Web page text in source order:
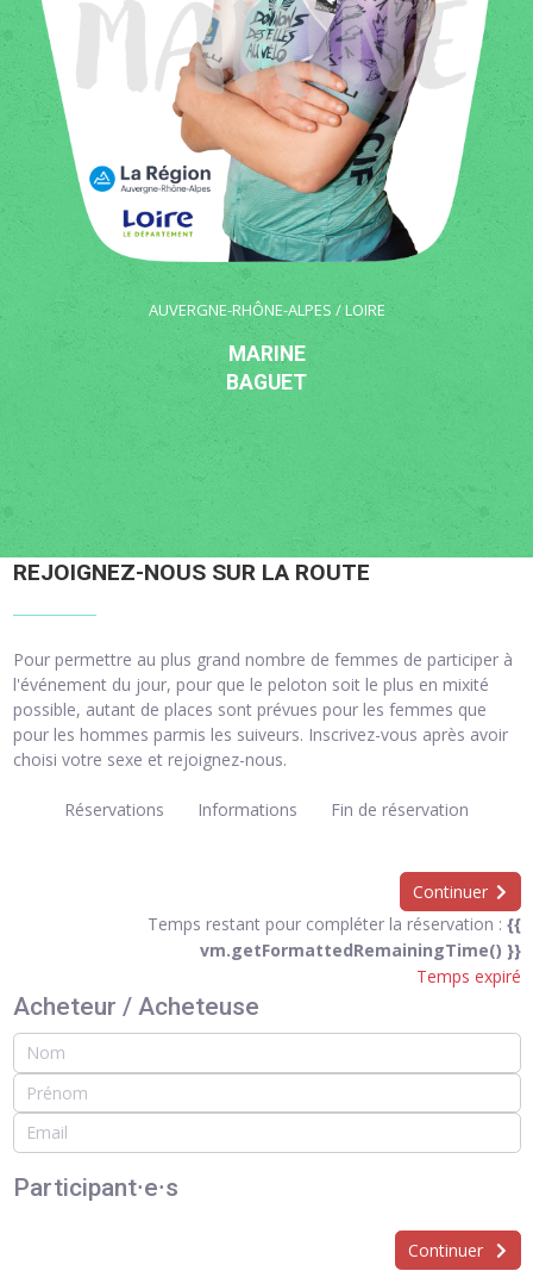
AUVERGNE-RHÔNE-ALPES / LOIRE
MARINE
BAGUET
REJOIGNEZ-NOUS SUR LA ROUTE
Pour permettre au plus grand nombre de femmes de participer à
l'événement du jour, pour que le peloton soit le plus en mixité
possible, autant de places sont prévues pour les femmes que
pour les hommes parmis les suiveurs. Inscrivez-vous après avoir
choisi votre sexe et rejoignez-nous.
Réservations Informations Fin de réservation
Continuer
Temps restant pour compléter la réservation : {{
vm.getFormattedRemainingTime() }}
Temps expiré
Acheteur / Acheteuse
Participant⸱e⸱s
Continuer